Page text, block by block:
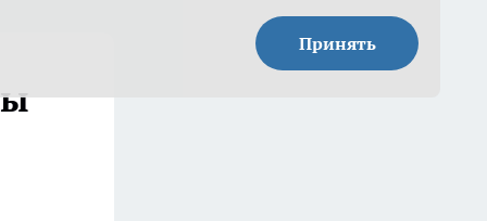
Принять